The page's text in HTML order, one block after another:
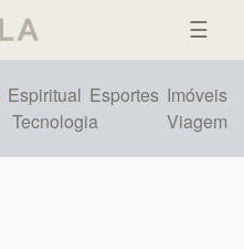
☰
Espiritual Esportes Imóveis
Tecnologia Viagem